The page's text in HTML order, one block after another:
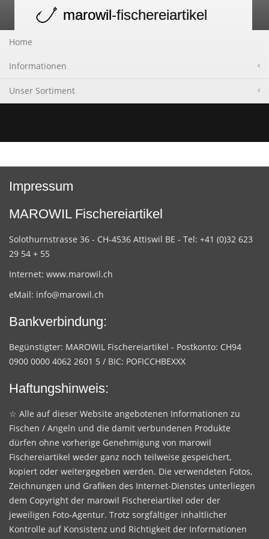
navigation
marowil-fischereiartikel
Home
Informationen
Unser Sortiment
Impressum
MAROWIL Fischereiartikel
Solothurnstrasse 36 - CH-4536 Attiswil BE - Tel: +41 (0)32 623
29 54 + 55
Internet: www.marowil.ch
eMail: info@marowil.ch
Bankverbindung:
Begünstigter: MAROWIL Fischereiartikel - Postkonto: CH94
0900 0000 4062 2601 5 / BIC: POFICCHBEXXX
Haftungshinweis:
☆ Alle auf dieser Website angebotenen Informationen zu
Fischen / Angeln und die damit verbundenen Produkte
dürfen ohne vorherige Genehmigung von marowil
Fischereiartikel weder ganz noch teilweise gespeichert,
kopiert oder weitergegeben werden. Die verwendeten Fotos,
Zeichnungen und Grafiken des Internet-Dienstes unterliegen
dem Copyright der marowil Fischereiartikel oder der
jeweiligen Foto-Agentur. Trotz sorgfältiger inhaltlicher
Kontrolle auf Konsistenz und Richtigkeit der Informationen